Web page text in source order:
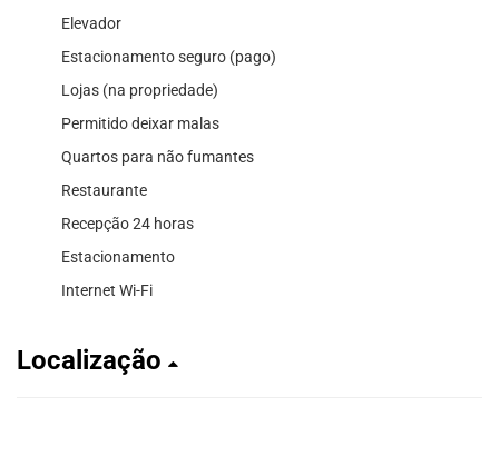
Elevador
Estacionamento seguro (pago)
Lojas (na propriedade)
Permitido deixar malas
Quartos para não fumantes
Restaurante
Recepção 24 horas
Estacionamento
Internet Wi-Fi
Localização